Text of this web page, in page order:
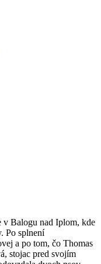
v Balogu nad Iplom, kde
Po splnení
a po tom, čo Thomas
stojac pred svojím